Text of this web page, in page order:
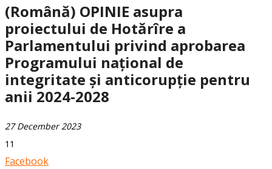
(Română) OPINIE asupra
proiectului de Hotărîre a
Parlamentului privind aprobarea
Programului național de
integritate și anticorupție pentru
anii 2024-2028
27 December 2023
11
Facebook